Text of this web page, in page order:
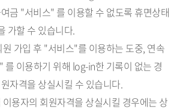
금 "서비스" 를 이용할 수 없도록 휴면상태
가할 수 있습니다.
가입 후 "서비스"를 이용하는 도중, 연속
이용하기 위해 log-in한 기록이 없는 경
자격을 상실시킬 수 있습니다.
용자의 회원자격을 상실시킬 경우에는 상